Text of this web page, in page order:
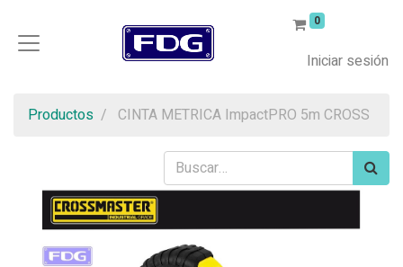
0
Iniciar sesión
Productos CINTA METRICA ImpactPRO 5m CROSS